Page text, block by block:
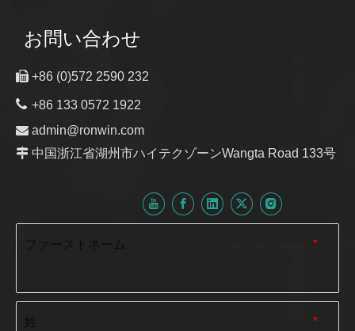
お問い合わせ
 +86 (0)572 2590 232
 +86 133 0572 1922
 admin@ronwin.com
 中国浙江省湖州市ハイテクゾーンWangta Road 133号
*
*